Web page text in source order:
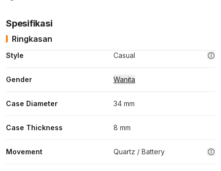
Spesifikasi
Ringkasan
Style Casual
Gender Wanita
Case Diameter 34 mm
Case Thickness 8 mm
Movement Quartz / Battery